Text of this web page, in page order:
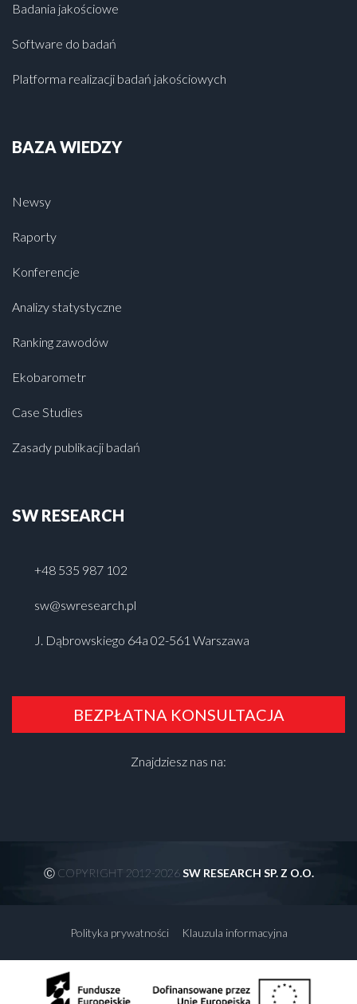
Badania jakościowe
Software do badań
Platforma realizacji badań jakościowych
BAZA WIEDZY
Newsy
Raporty
Konferencje
Analizy statystyczne
Ranking zawodów
Ekobarometr
Case Studies
Zasady publikacji badań
SW RESEARCH
+48 535 987 102
sw@swresearch.pl
J. Dąbrowskiego 64a 02-561 Warszawa
BEZPŁATNA KONSULTACJA
Znajdziesz nas na:
Ⓒ COPYRIGHT 2012-2026SW RESEARCH SP. Z O.O.
Polityka prywatności Klauzula informacyjna